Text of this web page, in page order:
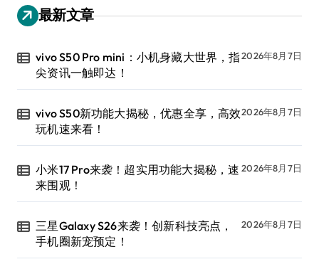
最新文章
vivo S50 Pro mini：小机身藏大世界，指
尖资讯一触即达！
2026年8月7日
vivo S50新功能大揭秘，优惠全享，高效
玩机速来看！
2026年8月7日
小米17 Pro来袭！超实用功能大揭秘，速
来围观！
2026年8月7日
三星Galaxy S26来袭！创新科技亮点，
手机圈新宠预定！
2026年8月7日